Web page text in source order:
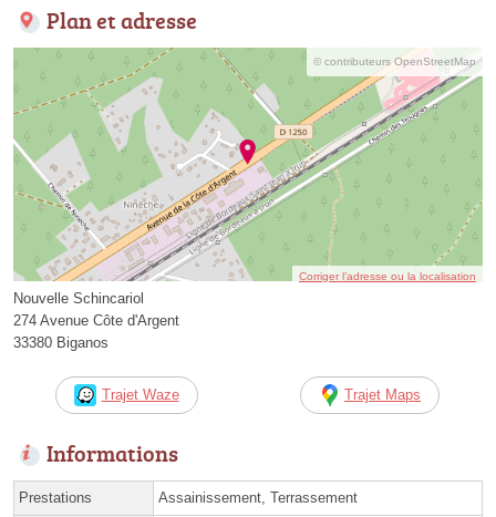
Plan et adresse
© contributeurs OpenStreetMap
Corriger l’adresse ou la localisation
Nouvelle Schincariol
274 Avenue Côte d'Argent
33380 Biganos
Trajet Waze Trajet Maps
Informations
Prestations Assainissement, Terrassement